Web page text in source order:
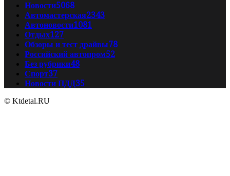
Новости5068
Автомастерская2343
Автоновости1081
Отдых127
Обзоры и тест драйвы78
Российский автопром52
Без рубрики48
Спорт37
Новости ПДД35
© Ktdetal.RU